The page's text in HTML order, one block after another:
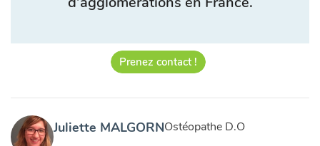
Prenez contact !
Juliette MALGORNOstéopathe D.O